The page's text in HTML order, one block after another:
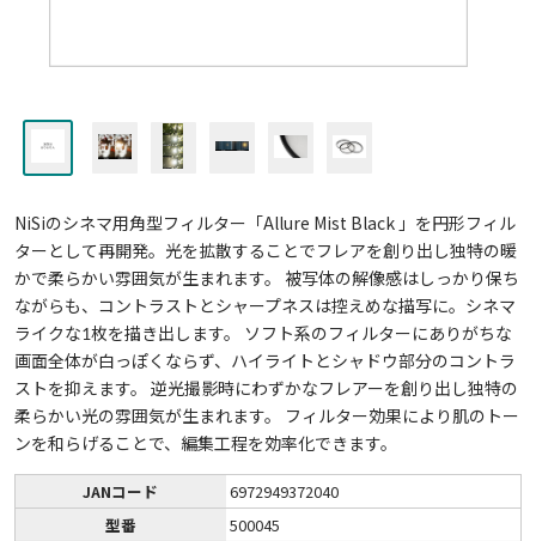
NiSiのシネマ用角型フィルター「Allure Mist Black 」を円形フィル
ターとして再開発。光を拡散することでフレアを創り出し独特の暖
かで柔らかい雰囲気が生まれます。 被写体の解像感はしっかり保ち
ながらも、コントラストとシャープネスは控えめな描写に。シネマ
ライクな1枚を描き出します。 ソフト系のフィルターにありがちな
画面全体が白っぽくならず、ハイライトとシャドウ部分のコントラ
ストを抑えます。 逆光撮影時にわずかなフレアーを創り出し独特の
柔らかい光の雰囲気が生まれます。 フィルター効果により肌のトー
ンを和らげることで、編集工程を効率化できます。
JANコード
6972949372040
型番
500045